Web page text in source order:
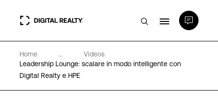
Data center
PlatformDIGITAL®
Home ...
Videos
Leadership Lounge: scalare in modo intelligente con
Digital Realty e HPE